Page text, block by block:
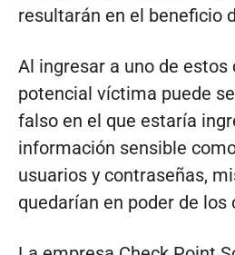
resultarán en el beneficio
Al ingresar a uno de estos
potencial víctima puede
falso en el que estaría
información sensible
usuarios y contraseñas,
quedarían en poder de los